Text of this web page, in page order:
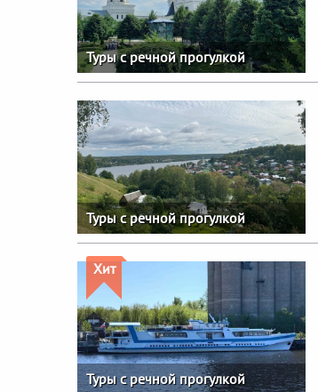
Туры с речной прогулкой
Туры с речной прогулкой
Хит
Туры с речной прогулкой